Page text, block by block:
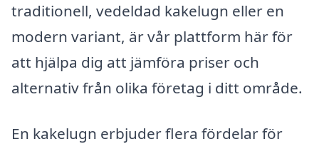
traditionell, vedeldad kakelugn eller en
modern variant, är vår plattform här för
att hjälpa dig att jämföra priser och
alternativ från olika företag i ditt område.
En kakelugn erbjuder flera fördelar för